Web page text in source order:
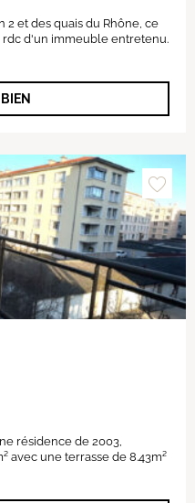
et des quais du Rhône, ce
rdc d'un immeuble entretenu.
résidence de 2003,
avec une terrasse de 8.43m²